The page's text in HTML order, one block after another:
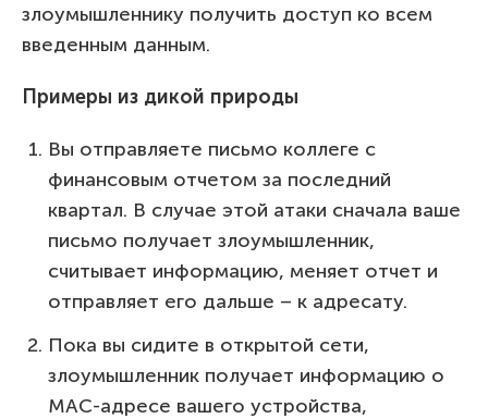
злоумышленнику получить доступ ко всем
введенным данным.
Примеры из дикой природы
Вы отправляете письмо коллеге с
финансовым отчетом за последний
квартал. В случае этой атаки сначала ваше
письмо получает злоумышленник,
считывает информацию, меняет отчет и
отправляет его дальше – к адресату.
Пока вы сидите в открытой сети,
злоумышленник получает информацию о
MAC-адресе вашего устройства,